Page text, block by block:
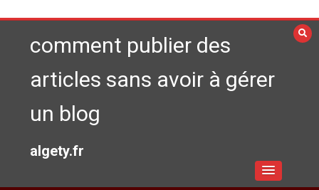
au
contenucomment publier des
articles sans avoir à gérer
un blog
algety.fr